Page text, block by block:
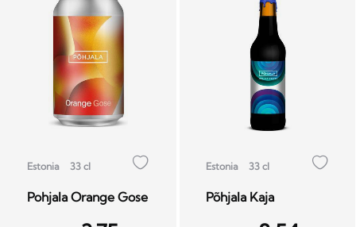
Estonia 33 cl
Pohjala Orange Gose
Estonia 33 cl
Põhjala Kaja